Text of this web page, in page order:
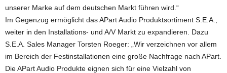
unserer Marke auf dem deutschen Markt führen wird.“
Im Gegenzug ermöglicht das APart Audio Produktsortiment S.E.A.,
weiter in den Installations- und A/V Markt zu expandieren. Dazu
S.E.A. Sales Manager Torsten Roeger: „Wir verzeichnen vor allem
im Bereich der Festinstallationen eine große Nachfrage nach APart.
Die APart Audio Produkte eignen sich für eine Vielzahl von